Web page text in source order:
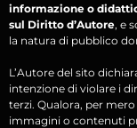
informazione o
sul Diritto d’Autore, e
la natura di pubblico
L’Autore del sito
intenzione di violare i
terzi. Qualora, per
immagini o contenuti